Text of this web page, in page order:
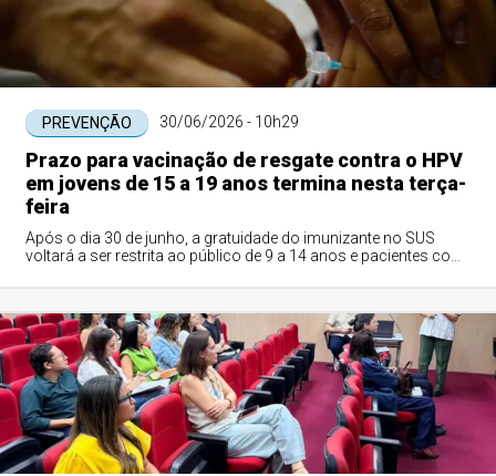
PREVENÇÃO 30/06/2026 - 10h29
Prazo para vacinação de resgate contra o HPV
em jovens de 15 a 19 anos termina nesta terça-
feira
Após o dia 30 de junho, a gratuidade do imunizante no SUS
voltará a ser restrita ao público de 9 a 14 anos e pacientes com